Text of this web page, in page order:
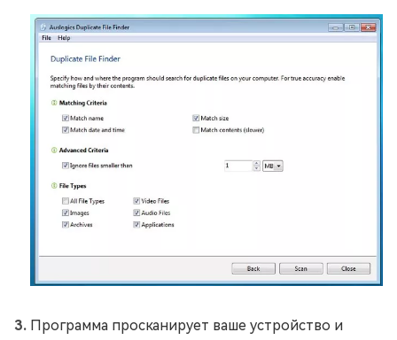
Программа просканирует ваше устройство и